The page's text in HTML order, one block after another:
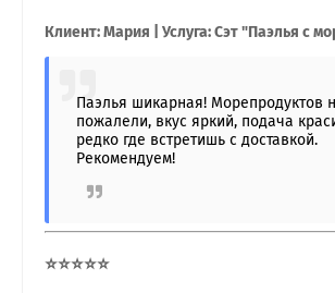
Клиент: Мария | Услуга: Сэт "Паэлья с
Паэлья шикарная! Морепродуктов
пожалели, вкус яркий, подача
редко где встретишь с доставкой.
Рекомендуем!
⭐⭐⭐⭐⭐